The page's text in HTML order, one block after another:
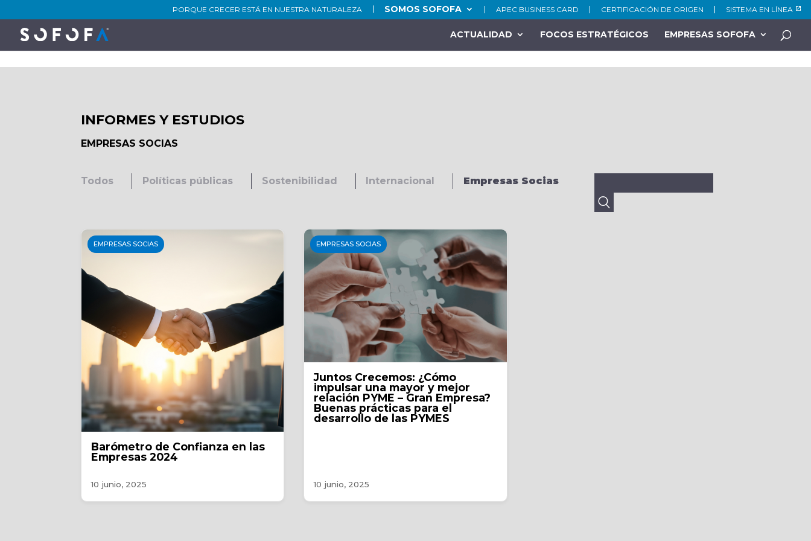
PORQUE CRECER ESTÁ EN NUESTRA NATURALEZA SOMOS SOFOFA APEC BUSINESS CARD CERTIFICACIÓN DE ORIGEN SISTEMA EN LÍNEA
ACTUALIDAD FOCOS ESTRATÉGICOS EMPRESAS SOFOFA
INFORMES Y ESTUDIOS
EMPRESAS SOCIAS
Todos Políticas públicas Sostenibilidad Internacional Empresas Socias
EMPRESAS SOCIAS
Barómetro de Confianza en las
Empresas 2024
10 junio, 2025
EMPRESAS SOCIAS
Juntos Crecemos: ¿Cómo
impulsar una mayor y mejor
relación PYME – Gran Empresa?
Buenas prácticas para el
desarrollo de las PYMES
10 junio, 2025